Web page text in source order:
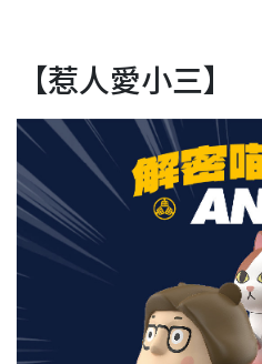
【惹人愛小三】